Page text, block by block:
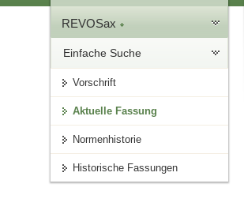
REVOSax
Einfache Suche
Vorschrift
Aktuelle Fassung
Normenhistorie
Historische Fassungen